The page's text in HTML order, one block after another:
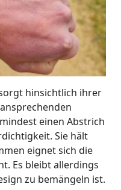
hinsichtlich ihrer
einen Abstrich
Sie hält
eignet sich die
Es bleibt allerdings
zu bemängeln ist.